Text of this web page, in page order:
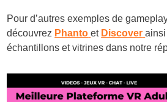
Pour d’autres exemples de
découvrez Phanto et Discover
échantillons et vitrines dans notre